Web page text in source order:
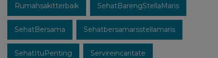
Rumahsakitterbaik SehatBarengStellaMaris
SehatBersama Sehatbersamarsstellamaris
SehatItuPenting Servireincaritate